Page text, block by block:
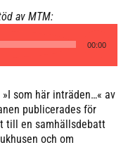
av MTM:
00:00
som här inträden…« av
publicerades för
till en samhällsdebatt
och om